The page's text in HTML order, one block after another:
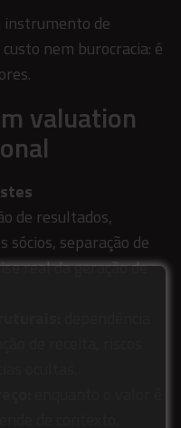
instrumento de
nem burocracia: é
valuation
de resultados,
sócios, separação de
real da geração de
de receita, riscos
ocultas.
de contexto,